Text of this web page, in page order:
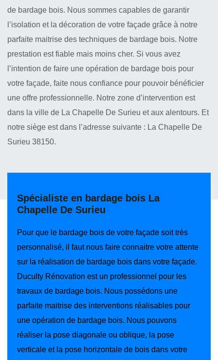
de bardage bois. Nous sommes capables de garantir
l’isolation et la décoration de votre façade grâce à notre
parfaite maitrise des techniques de bardage bois. Notre
prestation est fiable mais moins cher. Si vous avez
l’intention de faire une opération de bardage bois pour
votre façade, faite nous confiance pour pouvoir bénéficier
une offre professionnelle. Notre zone d’intervention est
dans la ville de La Chapelle De Surieu et aux alentours. Et
notre siège est dans l’adresse suivante : La Chapelle De
Surieu 38150.
Spécialiste en bardage bois La
Chapelle De Surieu
Pour que le bardage bois de votre façade soit très
personnalisé, il faut nous faire connaitre votre attente
sur la réalisation de bardage bois dans votre façade.
Duculty Rénovation est un professionnel pour les
travaux de bardage bois. Nous possédons une
parfaite maitrise des interventions réalisables pour
une opération de bardage bois. Nous pouvons
réaliser la pose diagonale ou oblique, la pose
verticale et la pose horizontale de bois dans votre